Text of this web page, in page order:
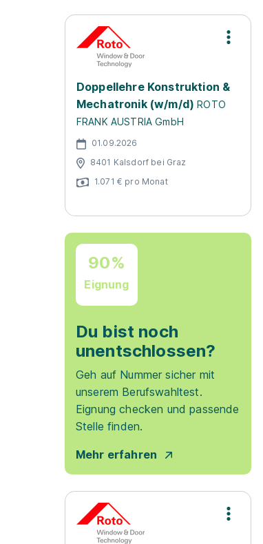
Doppellehre Konstruktion &
Mechatronik (w/m/d) ROTO
FRANK AUSTRIA GmbH
01.09.2026
8401 Kalsdorf bei Graz
1.071 € pro Monat
90%
Eignung
Du bist noch
unentschlossen?
Geh auf Nummer sicher mit
unserem Berufswahltest.
Eignung checken und passende
Stelle finden.
Mehr erfahren